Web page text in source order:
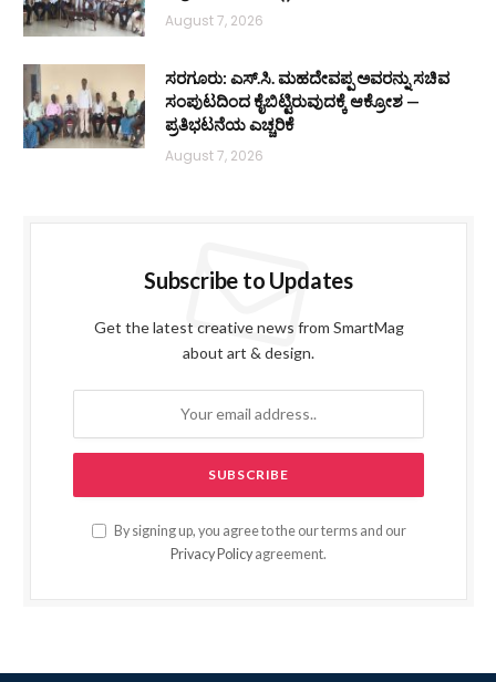
August 7, 2026
ಸರಗೂರು: ಎಸ್.ಸಿ. ಮಹದೇವಪ್ಪ ಅವರನ್ನು ಸಚಿವ
ಸಂಪುಟದಿಂದ ಕೈಬಿಟ್ಟಿರುವುದಕ್ಕೆ ಆಕ್ರೋಶ —
ಪ್ರತಿಭಟನೆಯ ಎಚ್ಚರಿಕೆ
August 7, 2026
Subscribe to Updates
Get the latest creative news from SmartMag
about art & design.
By signing up, you agree to the our terms and our
Privacy Policy agreement.